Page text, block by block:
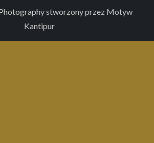
stworzony przez Motyw
Kantipur